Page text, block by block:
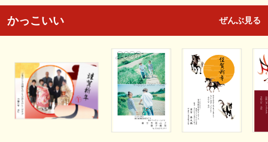
かっこいい ぜんぶ見る